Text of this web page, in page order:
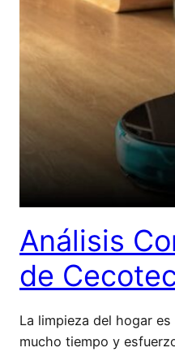
Análisis
de
La limpieza del hogar
mucho tiempo y